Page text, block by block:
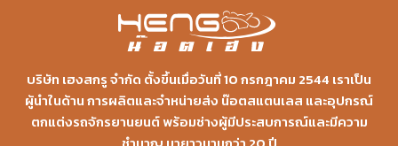
บริษัท เฮงสกรู จำกัด ตั้งขึ้นเมื่อวันที่ 10 กรกฎาคม 2544 เราเป็น
ผู้นำในด้าน การผลิตและจำหน่ายส่ง น๊อตสแตนเลส และอุปกรณ์
ตกแต่งรถจักรยานยนต์ พร้อมช่างผู้มีประสบการณ์และมีความ